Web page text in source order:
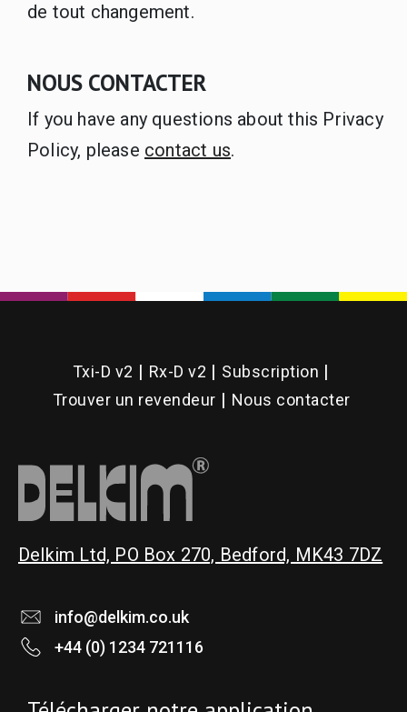
de tout changement.
NOUS CONTACTER
If you have any questions about this Privacy
Policy, please contact us.
Txi-D v2 Rx-D v2
Subscription
Trouver un revendeur
Nous contacter
Delkim Ltd, PO Box 270, Bedford, MK43 7DZ
info@delkim.co.uk
+44 (0) 1234 721116